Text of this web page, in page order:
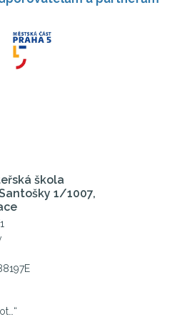
škola
1/1007,